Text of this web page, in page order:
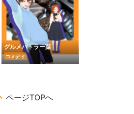
グルメバトラー葉
コメディ
ページTOPへ